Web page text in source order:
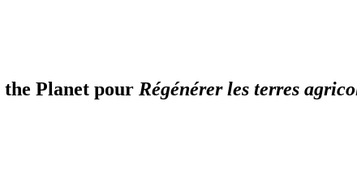
Planet pour Régénérer les terres